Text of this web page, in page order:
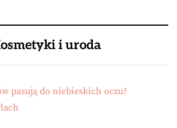
i uroda
pasują do niebieskich oczu?